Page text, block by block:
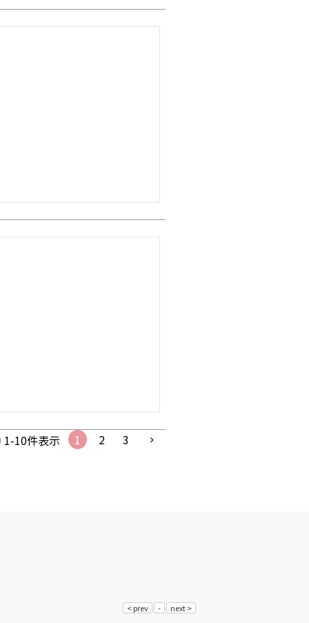
1-10件表示 1 2 3